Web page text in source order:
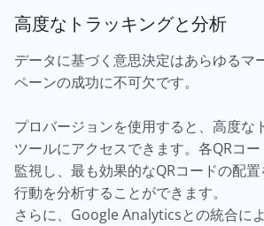
高度なトラッキングと分析
データに基づく意思決定はあらゆるマ
ペーンの成功に不可欠です。
プロバージョンを使用すると、高度な
ツールにアクセスできます。各QRコ
監視し、最も効果的なQRコードの配
行動を分析することができます。
さらに、Google Analyticsとの統合に